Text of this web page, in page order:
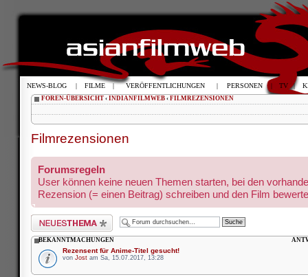
FOREN-ÜBERSICHT ‹ INDIANFILMWEB ‹ FILMREZENSIONEN
Filmrezensionen
Forumsregeln
User können keine neuen Themen starten, bei den
Rezension (= einen Beitrag) schreiben und den Film
Neues Thema erstellen
BEKANNTMACHUNGEN
Rezensent für Anime-Titel gesucht!
von Jost am Sa, 15.07.2017, 13:28
NEWS-BLOG | FILME | VERÖFFENTLICHUNGEN | PERSONEN | TV |